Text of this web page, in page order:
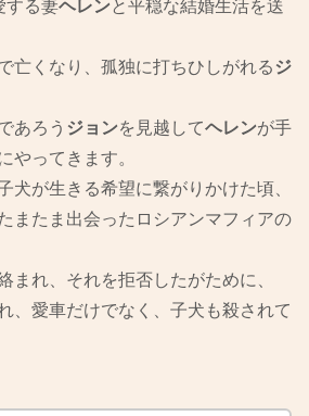
する妻ヘレンと平穏な結婚生活を送
亡くなり、孤独に打ちひしがれるジ
あろう ジョンを見越してヘレンが手
やってきます。
犬が生きる希望に繋がりかけた頃、
またま出会ったロシアンマフィアの
まれ、それを拒否したがために、
、愛車だけでなく、子犬も殺されて